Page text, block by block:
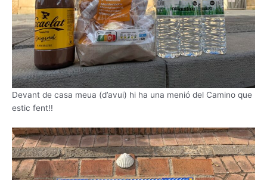
Devant de casa meua (d’avui) hi ha una menió del Camino que
estic fent!!